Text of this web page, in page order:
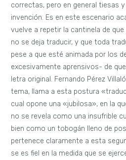
correctas, pero en general tiesas
invención. Es en este escenario
vuelve a repetir la cantinela de
no se deja traducir, y que toda
pese a que esté animada por los
excesivamente aprensivos- de
letra original. Fernando Pérez
tema, llama a esta postura
cual opone una «jubilosa», en la
no se revela como una insufrible
bien como un tobogán lleno de
pertenece claramente a esta
se es fiel en la medida que se